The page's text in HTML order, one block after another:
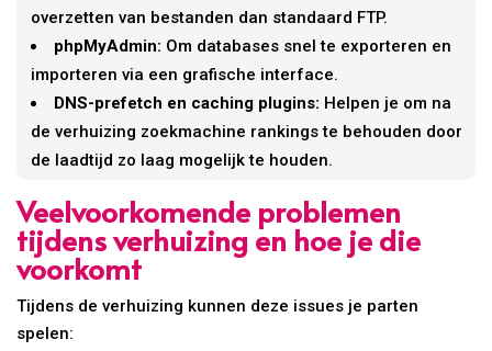
overzetten van bestanden dan standaard FTP.
phpMyAdmin: Om databases snel te exporteren en
importeren via een grafische interface.
DNS-prefetch en caching plugins: Helpen je om na
de verhuizing zoekmachine rankings te behouden door
de laadtijd zo laag mogelijk te houden.
Veelvoorkomende problemen
tijdens verhuizing en hoe je die
voorkomt
Tijdens de verhuizing kunnen deze issues je parten
spelen: